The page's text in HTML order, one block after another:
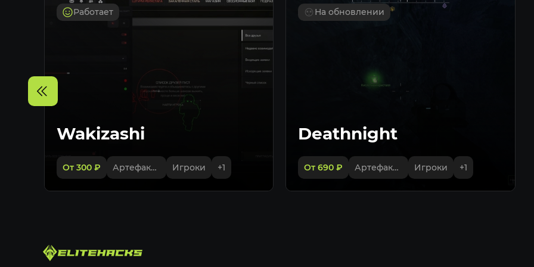
Купить Exlab Cheat для Stalcraft на Elitehacks.ru можно по выгодной цене с
моментальной выдачей после оплаты. Проверенные разработчики,
своевременные обновления и качественная поддержка делают этот
продукт отличным выбором для игроков Stalcraft.
Цвет
Работает
Wakizashi
От 300 ₽ Артефакты Игроки +1
На обновлении
Deathnight
От 690 ₽ Артефакты Игроки +1